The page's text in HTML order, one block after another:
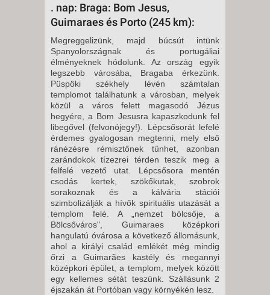
. nap: Braga: Bom Jesus,
Guimaraes és Porto (245 km):
Megreggelizünk, majd búcsút intünk
Spanyolországnak és portugáliai
élményeknek hódolunk. Az ország egyik
legszebb városába, Bragaba érkezünk.
Püspöki székhely lévén számtalan
templomot találhatunk a városban, melyek
közül a város felett magasodó Jézus
hegyére, a Bom Jesusra kapaszkodunk fel
libegővel (felvonójegy!). Lépcsősorát lefelé
érdemes gyalogosan megtenni, mely első
ránézésre rémisztőnek tűnhet, azonban
zarándokok tízezrei térden teszik meg a
felfelé vezető utat. Lépcsősora mentén
csodás kertek, szökőkutak, szobrok
sorakoznak és a kálvária stációi
szimbolizálják a hívők spirituális utazását a
templom felé. A „nemzet bölcsője, a
Bölcsőváros", Guimaraes középkori
hangulatú óvárosa a következő állomásunk,
ahol a királyi család emlékét még mindig
őrzi a Guimarães kastély és megannyi
középkori épület, a templom, melyek között
egy kellemes sétát teszünk. Szállásunk 2
éjszakán át Portóban vagy környékén lesz.